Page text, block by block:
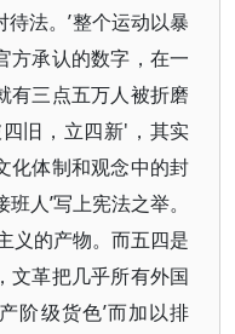
法。’整个运动以暴
方承认的数字，在一
有三点五万人被折磨
旧，立四新'，其实
化体制和观念中的封
人’写上宪法之举。
义的产物。而五四是
文革把几乎所有外国
阶级货色’而加以排